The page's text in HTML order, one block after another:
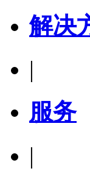
解决
|
服务
|